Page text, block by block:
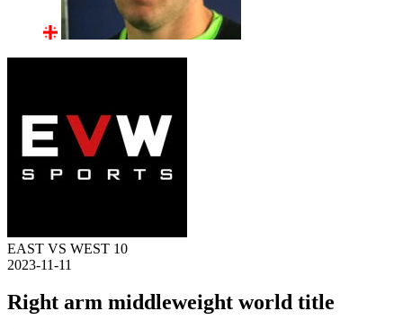
EAST VS WEST 10
2023-11-11
Right arm middleweight world title